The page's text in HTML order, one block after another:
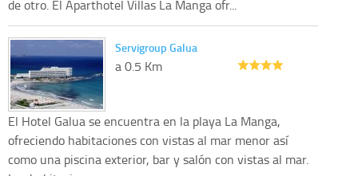
de otro. El Aparthotel Villas La Manga ofr...
Servigroup Galua
a 0.5 Km
El Hotel Galua se encuentra en la playa La Manga,
ofreciendo habitaciones con vistas al mar menor así
como una piscina exterior, bar y salón con vistas al mar.